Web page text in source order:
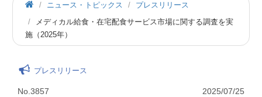
ニュース・トピックス
プレスリリース
メディカル給食・在宅配食サービス市場に関する調査を実
施（2025年）
プレスリリース
No.3857 2025/07/25